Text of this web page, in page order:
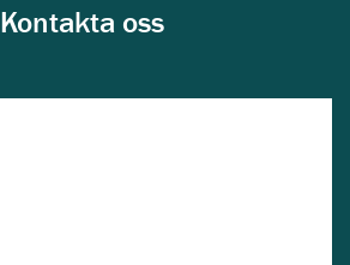
Kontakta oss